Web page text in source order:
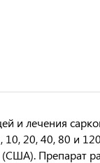
и лечения
10, 20, 40, 80 и
Препарат